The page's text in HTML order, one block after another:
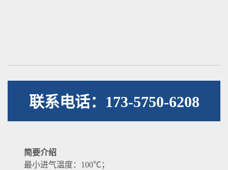
联系电话：173-5750-6208
简要介绍
最小进气温度：100℃；